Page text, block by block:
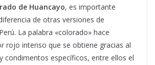
de Huancayo, es importante
de otras versiones de
La palabra «colorado» hace
rojo intenso que se obtiene gracias al
condimentos específicos, entre ellos el